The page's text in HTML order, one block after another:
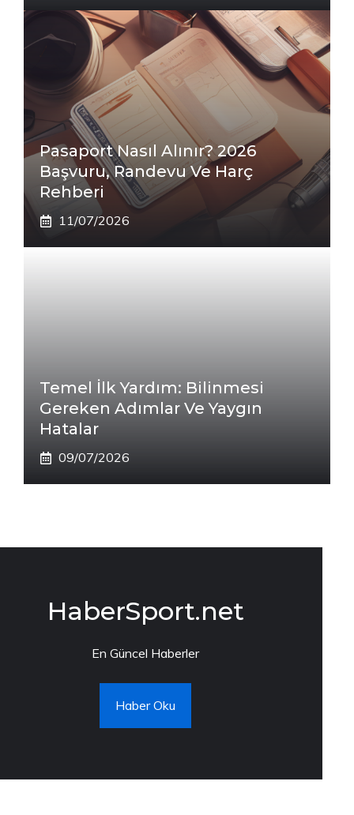
Pasaport Nasıl Alınır? 2026
Başvuru, Randevu Ve Harç
Rehberi
11/07/2026
Temel İlk Yardım: Bilinmesi
Gereken Adımlar Ve Yaygın
Hatalar
09/07/2026
HaberSport.net
En Güncel Haberler
Haber Oku